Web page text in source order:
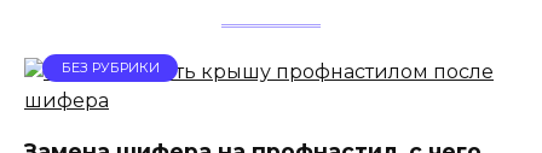
БЕЗ РУБРИКИ